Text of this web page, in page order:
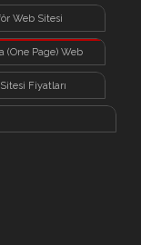
Web Sitesi
(One Page) Web
Sitesi
Fiyatları